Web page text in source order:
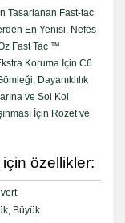
Tasarlanan Fast-tac
En Yenisi. Nefes
Fast Tac ™
Koruma İçin C6
Dayanıklılık
ve Sol Kol
İçin Rozet ve
özellikler:
Büyük